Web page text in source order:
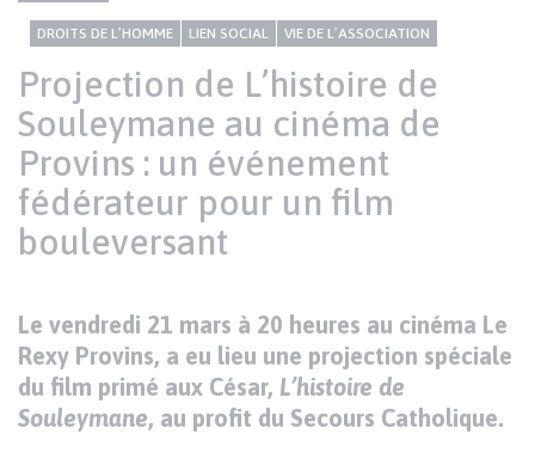
CONTENU
Thème
DROITS DE L’HOMME LIEN SOCIAL VIE DE L’ASSOCIATION
Projection de L’histoire de
Souleymane au cinéma de
Provins : un événement
fédérateur pour un film
bouleversant
Paragraphes
de
contenu
Texte
Le vendredi 21 mars à 20 heures au cinéma Le
Rexy Provins, a eu lieu une projection spéciale
du film primé aux César, L’histoire de
Souleymane, au profit du Secours Catholique.